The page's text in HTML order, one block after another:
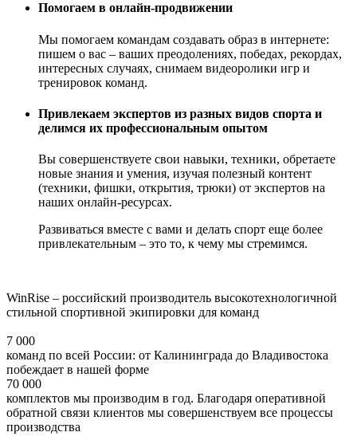
Помогаем в онлайн-продвижении
Мы помогаем командам создавать образ в интернете:
пишем о вас – ваших преодолениях, победах, рекордах,
интересных случаях, снимаем видеоролики игр и
тренировок команд.
Привлекаем экспертов из разных видов спорта и
делимся их профессиональным опытом
Вы совершенствуете свои навыки, техники, обретаете
новые знания и умения, изучая полезный контент
(техники, фишки, открытия, трюки) от экспертов на
наших онлайн-ресурсах.
Развиваться вместе с вами и делать спорт еще более
привлекательным – это то, к чему мы стремимся.
WinRise – российский производитель высокотехнологичной
стильной спортивной экипировки для команд
7 000
команд по всей России: от Калининграда до Владивостока
побеждает в нашей форме
70 000
комплектов мы производим в год. Благодаря оперативной
обратной связи клиентов мы совершенствуем все процессы
производства